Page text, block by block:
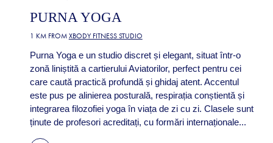
PURNA YOGA
1 KM FROM XBODY FITNESS STUDIO
Purna Yoga e un studio discret și elegant, situat într-o
zonă liniștită a cartierului Aviatorilor, perfect pentru cei
care caută practică profundă și ghidaj atent. Accentul
este pus pe alinierea posturală, respirația conștientă și
integrarea filozofiei yoga în viața de zi cu zi. Clasele sunt
ținute de profesori acreditați, cu formări internaționale...